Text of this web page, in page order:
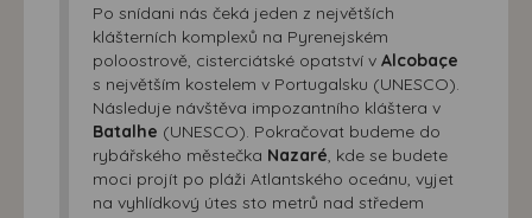
Po snídani nás čeká jeden z největších
klášterních komplexů na Pyrenejském
poloostrově, cisterciátské opatství v Alcobaçe
s největším kostelem v Portugalsku (UNESCO).
Následuje návštěva impozantního kláštera v
Batalhe (UNESCO). Pokračovat budeme do
rybářského městečka Nazaré , kde se budete
moci projít po pláži Atlantského oceánu, vyjet
na vyhlídkový útes sto metrů nad středem